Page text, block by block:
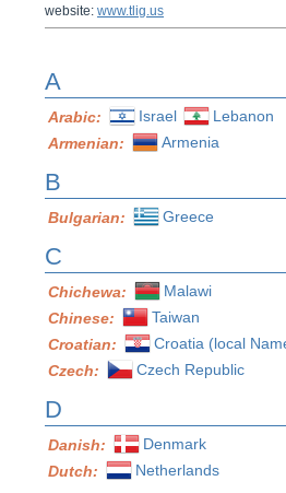
website: www.tlig.us
A
Arabic: Israel
Lebanon
Armenian:
Armenia
B
Bulgarian: Greece
C
Chichewa:
Malawi
Chinese:
Taiwan
Croatian:
Croatia (local
Czech:
Czech Republic
D
Danish:
Denmark
Dutch:
Netherlands